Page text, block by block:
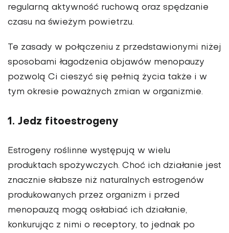
regular­ną aktywność ruchową oraz spędza­nie
czasu na świeżym powietrzu.
Te zasady w połączeniu z przed­stawionymi niżej
sposobami ła­godzenia objawów menopauzy
pozwolą Ci cieszyć się pełnią życia także i w
tym okresie po­ważnych zmian w organizmie.
1. Jedz fitoestrogeny
Estrogeny roślinne występują w wielu
produktach spożywczych. Choć ich działanie jest
znacznie słabsze niż naturalnych estrogenów
produkowanych przez organizm i przed
menopauzą mogą osłabiać ich działanie,
konkurując z nimi o receptory, to jednak po